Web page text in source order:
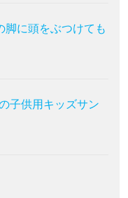
脚に頭をぶつけても
子供用キッズサン